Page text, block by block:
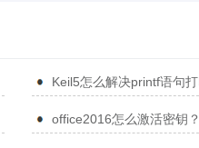
Keil5怎么解决printf语句
office2016怎么激活密钥